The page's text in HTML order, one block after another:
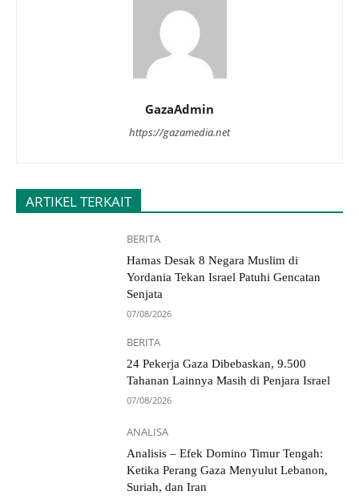
GazaAdmin
https://gazamedia.net
ARTIKEL TERKAIT
BERITA
Hamas Desak 8 Negara Muslim di
Yordania Tekan Israel Patuhi Gencatan
Senjata
07/08/2026
BERITA
24 Pekerja Gaza Dibebaskan, 9.500
Tahanan Lainnya Masih di Penjara Israel
07/08/2026
ANALISA
Analisis – Efek Domino Timur Tengah:
Ketika Perang Gaza Menyulut Lebanon,
Suriah, dan Iran